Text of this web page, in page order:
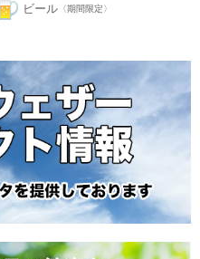
ビール 〈期間限定〉